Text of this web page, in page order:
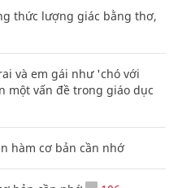
thức lượng giác bằng thơ,
và em gái như 'chó với
một vấn đề trong giáo dục
hàm cơ bản cần nhớ